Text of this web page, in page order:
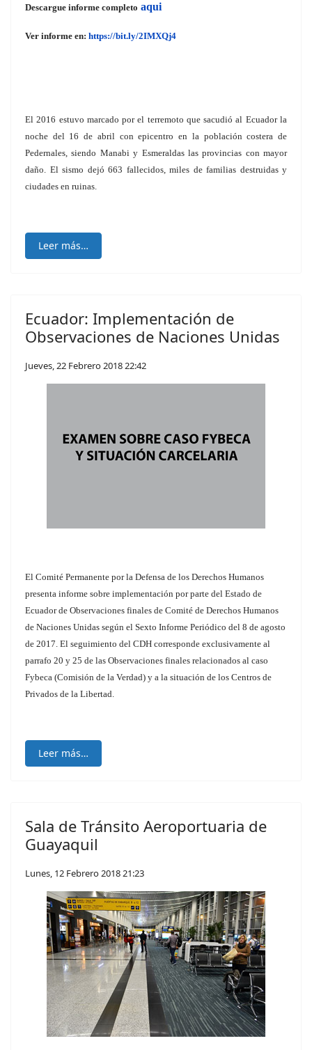
Descargue informe completo aqui
Ver informe en: https://bit.ly/2IMXQj4
El 2016 estuvo marcado por el terremoto que sacudió al Ecuador la
noche del 16 de abril con epicentro en la población costera de
Pedernales, siendo Manabi y Esmeraldas las provincias con mayor
daño. El sismo dejó 663 fallecidos, miles de familias destruidas y
ciudades en ruinas.
Leer más…
Ecuador: Implementación de
Observaciones de Naciones Unidas
Jueves, 22 Febrero 2018 22:42
El Comité Permanente por la Defensa de los Derechos Humanos
presenta informe sobre implementación por parte del Estado de
Ecuador de Observaciones finales de Comité de Derechos Humanos
de Naciones Unidas según el Sexto Informe Periódico del 8 de agosto
de 2017. El seguimiento del CDH corresponde exclusivamente al
parrafo 20 y 25 de las Observaciones finales relacionados al caso
Fybeca (Comisión de la Verdad) y a la situación de los Centros de
Privados de la Libertad.
Leer más…
Sala de Tránsito Aeroportuaria de
Guayaquil
Lunes, 12 Febrero 2018 21:23